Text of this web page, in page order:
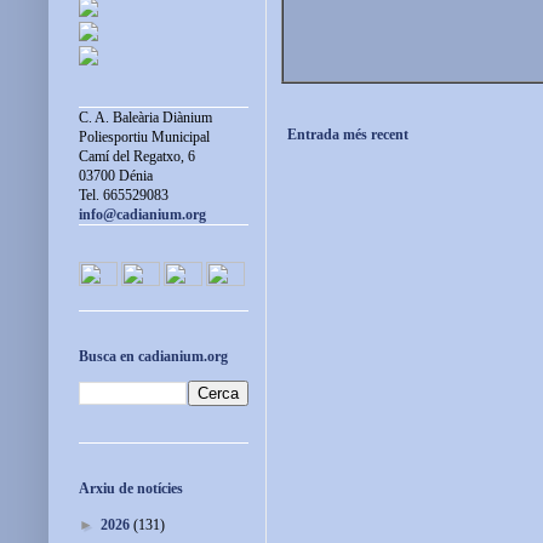
Entrada més recent
C. A. Baleària Diànium
Poliesportiu Municipal
Camí del Regatxo, 6
03700 Dénia
Tel. 665529083
info@cadianium.org
Busca en cadianium.org
Arxiu de notícies
► 2026 (131)